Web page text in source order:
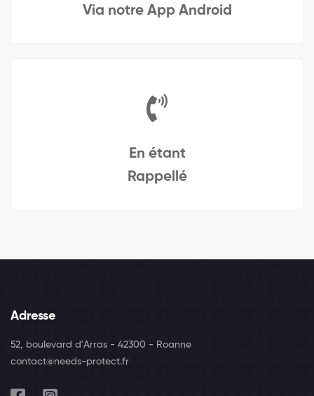
Via notre App Android
En étant
Rappellé
Adresse
52, boulevard d'Arras - 42300 - Roanne
contact@needs-protect.fr